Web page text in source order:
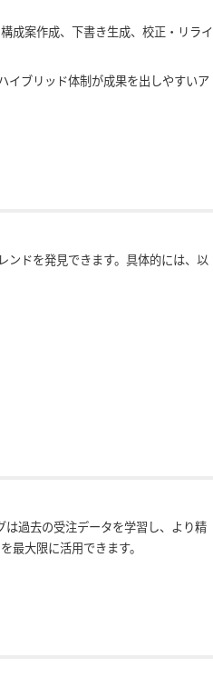
成案作成、下書き生成、校正・リライ
イブリッド体制が成果を出しやすいア
ンドを発見できます。具体的には、以
過去の受注データを学習し、より精
最大限に活用できます。